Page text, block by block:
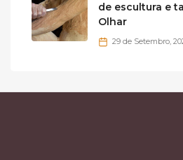
de escultura e
Olhar
29 de Setembro,